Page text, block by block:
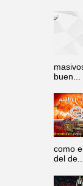
buen...
como
del de...